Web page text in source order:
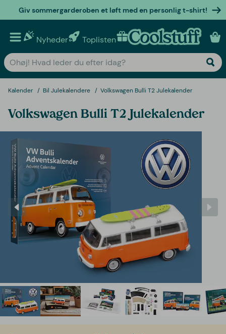
Giv sommergarderoben et løft med en personlig t-shirt!
Nyheder Toplisten Personlige gaver
Kalender Bil Julekalendere Volkswagen Bulli T2 Julekalender
Volkswagen Bulli T2 Julekalender